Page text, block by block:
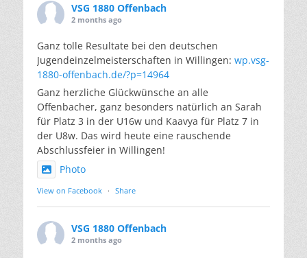
VSG 1880 Offenbach
2 months ago
Ganz tolle Resultate bei den deutschen
Jugendeinzelmeisterschaften in Willingen: wp.vsg-
1880-offenbach.de/?p=14964
Ganz herzliche Glückwünsche an alle
Offenbacher, ganz besonders natürlich an Sarah
für Platz 3 in der U16w und Kaavya für Platz 7 in
der U8w. Das wird heute eine rauschende
Abschlussfeier in Willingen!
Photo
View on Facebook · Share
VSG 1880 Offenbach
2 months ago